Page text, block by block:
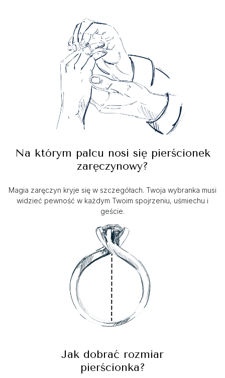
Na którym palcu nosi się pierścionek
zaręczynowy?
Magia zaręczyn kryje się w szczegółach. Twoja wybranka musi
widzieć pewność w każdym Twoim spojrzeniu, uśmiechu i
geście.
Jak dobrać rozmiar
pierścionka?